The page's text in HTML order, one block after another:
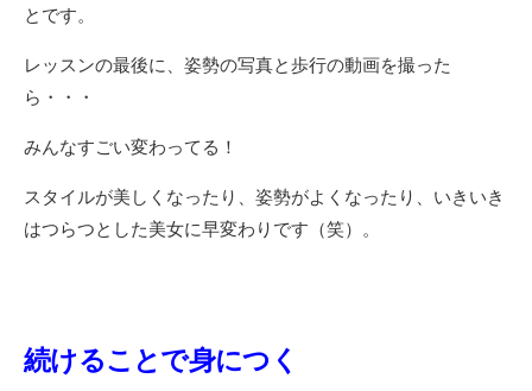
とです。
レッスンの最後に、姿勢の写真と歩行の動画を撮った
ら・・・
みんなすごい変わってる！
スタイルが美しくなったり、姿勢がよくなったり、いきいき
はつらつとした美女に早変わりです（笑）。
続けることで身につく